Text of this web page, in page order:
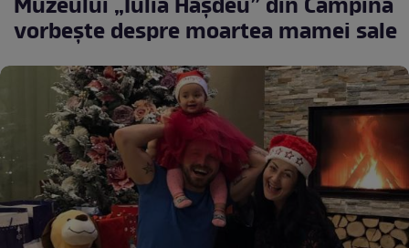
Muzeului „Iulia Haşdeu” din Câmpina
vorbeşte despre moartea mamei sale